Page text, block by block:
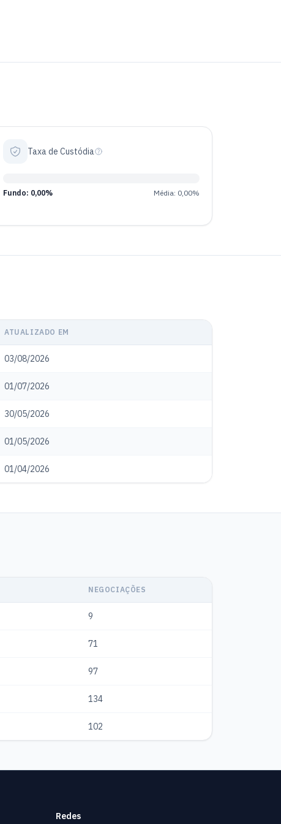
Taxa de Custódia
Fundo: 0,00% Média: 0,00%
ATUALIZADO EM
03/08/2026
01/07/2026
30/05/2026
01/05/2026
01/04/2026
NEGOCIAÇÕES
9
71
97
134
102
Redes